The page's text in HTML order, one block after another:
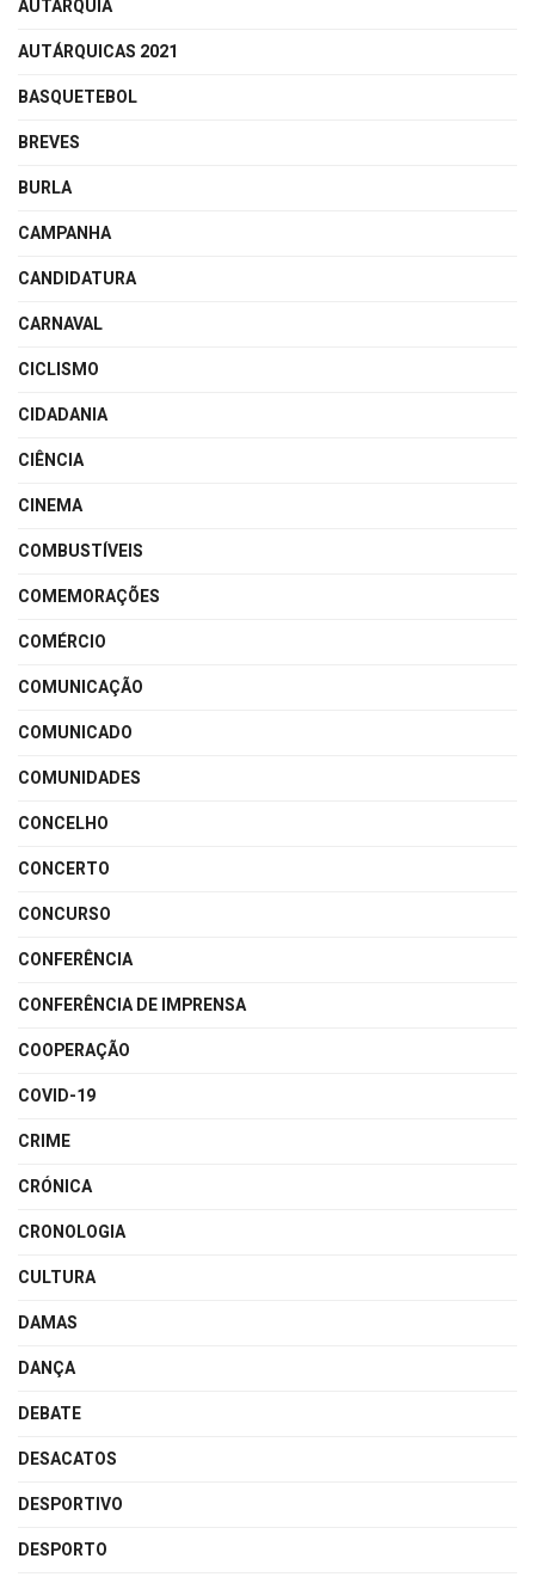
AUTARQUIA
AUTÁRQUICAS 2021
BASQUETEBOL
BREVES
BURLA
CAMPANHA
CANDIDATURA
CARNAVAL
CICLISMO
CIDADANIA
CIÊNCIA
CINEMA
COMBUSTÍVEIS
COMEMORAÇÕES
COMÉRCIO
COMUNICAÇÃO
COMUNICADO
COMUNIDADES
CONCELHO
CONCERTO
CONCURSO
CONFERÊNCIA
CONFERÊNCIA DE IMPRENSA
COOPERAÇÃO
COVID-19
CRIME
CRÓNICA
CRONOLOGIA
CULTURA
DAMAS
DANÇA
DEBATE
DESACATOS
DESPORTIVO
DESPORTO